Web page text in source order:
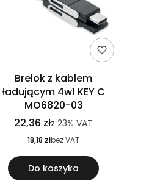
Brelok z kablem
ładującym 4w1 KEY C
MO6820-03
22,36 złz23% VAT
18,18 złbez VAT
Do koszyka